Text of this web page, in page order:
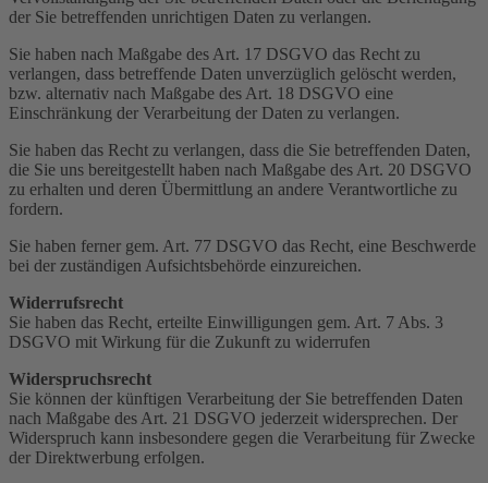
der Sie betreffenden unrichtigen Daten zu verlangen.
Sie haben nach Maßgabe des Art. 17 DSGVO das Recht zu
verlangen, dass betreffende Daten unverzüglich gelöscht werden,
bzw. alternativ nach Maßgabe des Art. 18 DSGVO eine
Einschränkung der Verarbeitung der Daten zu verlangen.
Sie haben das Recht zu verlangen, dass die Sie betreffenden Daten,
die Sie uns bereitgestellt haben nach Maßgabe des Art. 20 DSGVO
zu erhalten und deren Übermittlung an andere Verantwortliche zu
fordern.
Sie haben ferner gem. Art. 77 DSGVO das Recht, eine Beschwerde
bei der zuständigen Aufsichtsbehörde einzureichen.
Widerrufsrecht
Sie haben das Recht, erteilte Einwilligungen gem. Art. 7 Abs. 3
DSGVO mit Wirkung für die Zukunft zu widerrufen
Widerspruchsrecht
Sie können der künftigen Verarbeitung der Sie betreffenden Daten
nach Maßgabe des Art. 21 DSGVO jederzeit widersprechen. Der
Widerspruch kann insbesondere gegen die Verarbeitung für Zwecke
der Direktwerbung erfolgen.